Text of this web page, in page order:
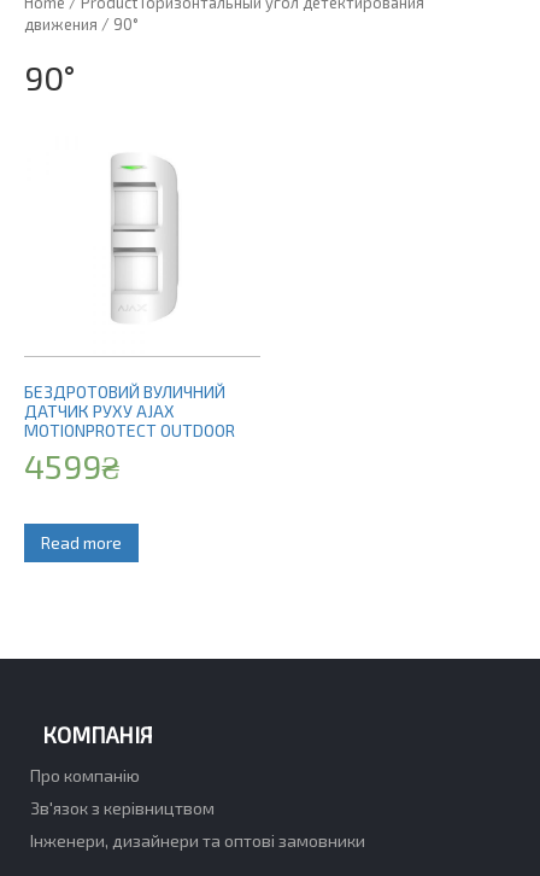
движения / 90°
90°
БЕЗДРОТОВИЙ ВУЛИЧНИЙ
ДАТЧИК РУХУ AJAX
MOTIONPROTECT OUTDOOR
4599₴
Read more
КОМПАНІЯ
Про компанію
Зв'язок з керівництвом
Інженери, дизайнери та оптові замовники